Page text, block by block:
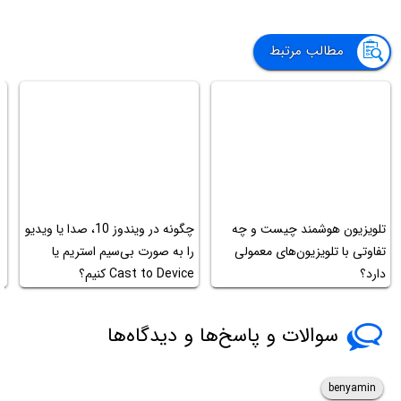
مطالب مرتبط
تلویزیون هوشمند چیست و چه
تفاوتی با تلویزیون‌های معمولی
دارد؟
چگونه در ویندوز 10، صدا یا ویدیو
را به صورت بی‌سیم استریم یا
Cast to Device کنیم؟
سوالات و پاسخ‌ها و دیدگاه‌ها
benyamin